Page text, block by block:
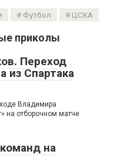
Футбол ЦСКА
приколы
Переход
из Спартака
Владимира
на отборочном матче
на